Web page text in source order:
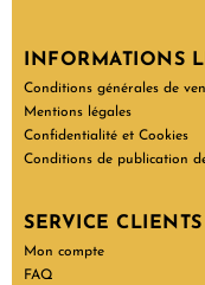
INFORMATIONS
Conditions générales de
Mentions légales
Confidentialité et Cookies
Conditions de publication
SERVICE CLIENTS
Mon compte
FAQ